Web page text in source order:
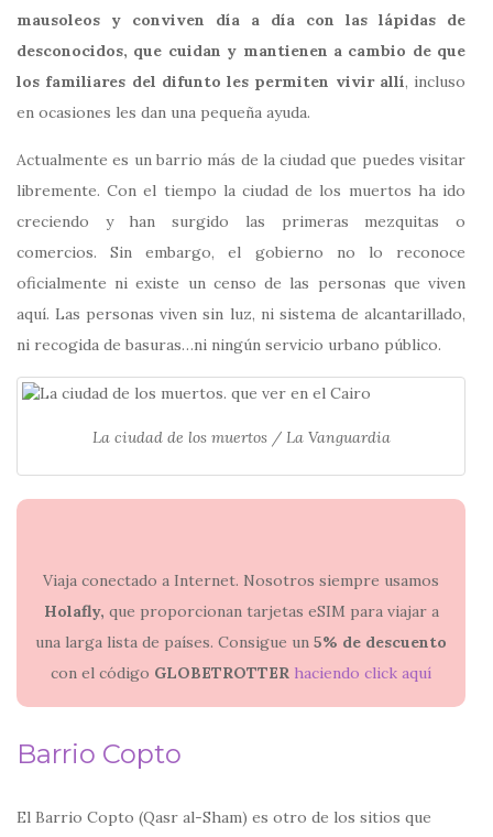
mausoleos y conviven día a día con las lápidas de
desconocidos, que cuidan y mantienen a cambio de que
los familiares del difunto les permiten vivir allí, incluso
en ocasiones les dan una pequeña ayuda.
Actualmente es un barrio más de la ciudad que puedes visitar
libremente. Con el tiempo la ciudad de los muertos ha ido
creciendo y han surgido las primeras mezquitas o
comercios. Sin embargo, el gobierno no lo reconoce
oficialmente ni existe un censo de las personas que viven
aquí. Las personas viven sin luz, ni sistema de alcantarillado,
ni recogida de basuras…ni ningún servicio urbano público.
La ciudad de los muertos / La Vanguardia
Viaja conectado a Internet. Nosotros siempre usamos
Holafly, que proporcionan tarjetas eSIM para viajar a
una larga lista de países. Consigue un 5% de descuento
con el código GLOBETROTTER haciendo click aquí
Barrio Copto
El Barrio Copto (Qasr al-Sham) es otro de los sitios que